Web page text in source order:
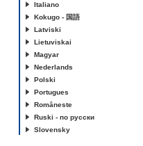
Italiano
Kokugo - 国語
Latviski
Lietuviskai
Magyar
Nederlands
Polski
Portugues
Româneste
Ruski - по русски
Slovensky